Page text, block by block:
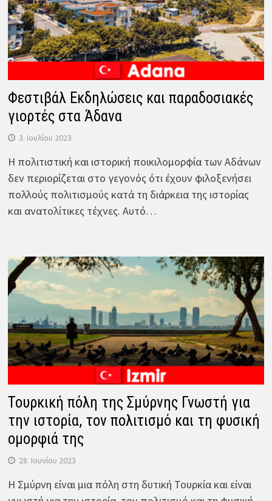
Φεστιβάλ Εκδηλώσεις και παραδοσιακές
γιορτές στα Άδανα
3. Ιουλίου 2023
Η πολιτιστική και ιστορική ποικιλομορφία των Αδάνων
δεν περιορίζεται στο γεγονός ότι έχουν φιλοξενήσει
πολλούς πολιτισμούς κατά τη διάρκεια της ιστορίας
και ανατολίτικες τέχνες. Αυτό…
Τουρκική πόλη της Σμύρνης Γνωστή για
την ιστορία, τον πολιτισμό και τη φυσική
ομορφιά της
28. Ιουνίου 2023
Η Σμύρνη είναι μια πόλη στη δυτική Τουρκία και είναι